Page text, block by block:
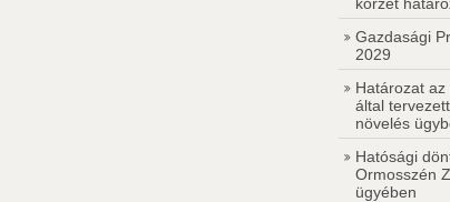
Gazdasági
2029
Határozat az
által
növelés
Hatósági
Ormosszén
ügyében